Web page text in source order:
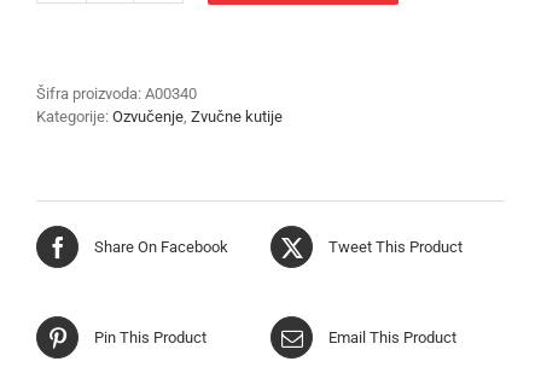
Šifra proizvoda: A00340
Kategorije: Ozvučenje, Zvučne kutije
Share On Facebook Tweet This Product
Pin This Product Email This Product